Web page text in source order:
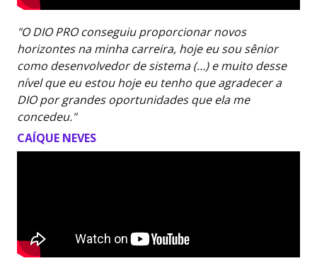
"O DIO PRO conseguiu proporcionar novos
horizontes na minha carreira, hoje eu sou sênior
como desenvolvedor de sistema (…) e muito desse
nível que eu estou hoje eu tenho que agradecer a
DIO por grandes oportunidades que ela me
concedeu."
CAÍQUE NEVES